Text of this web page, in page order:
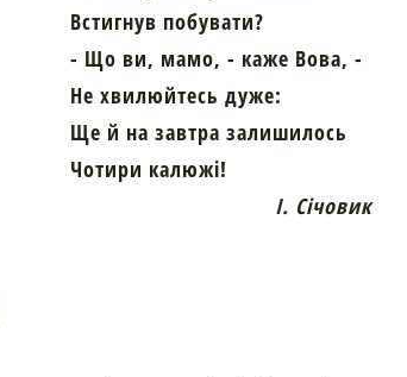
Встигнув побувати?
- Що ви, мамо, - каже Вова, -
Не хвилюйтесь дуже:
Ще й на завтра залишилось
Чотири калюжі!
І. Січовик